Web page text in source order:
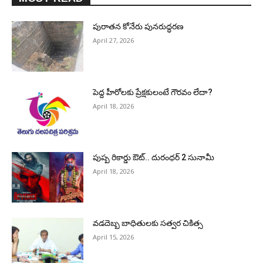
పురాత‌న కోనేరు పున‌రుద్ధ‌ర‌ణ
April 27, 2026
పెద్ద హీరోల‌కు ప్రేక్ష‌కులంటే గౌర‌వం లేదా?
April 18, 2026
పుష్ప రికార్డు ఔట్‌.. దురంధ‌ర్ 2 సునామీ
April 18, 2026
వడదెబ్బ బాధితులకు సత్వర చికిత్స
April 15, 2026